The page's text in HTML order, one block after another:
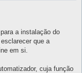
a instalação do
que a
em si.
cuja função